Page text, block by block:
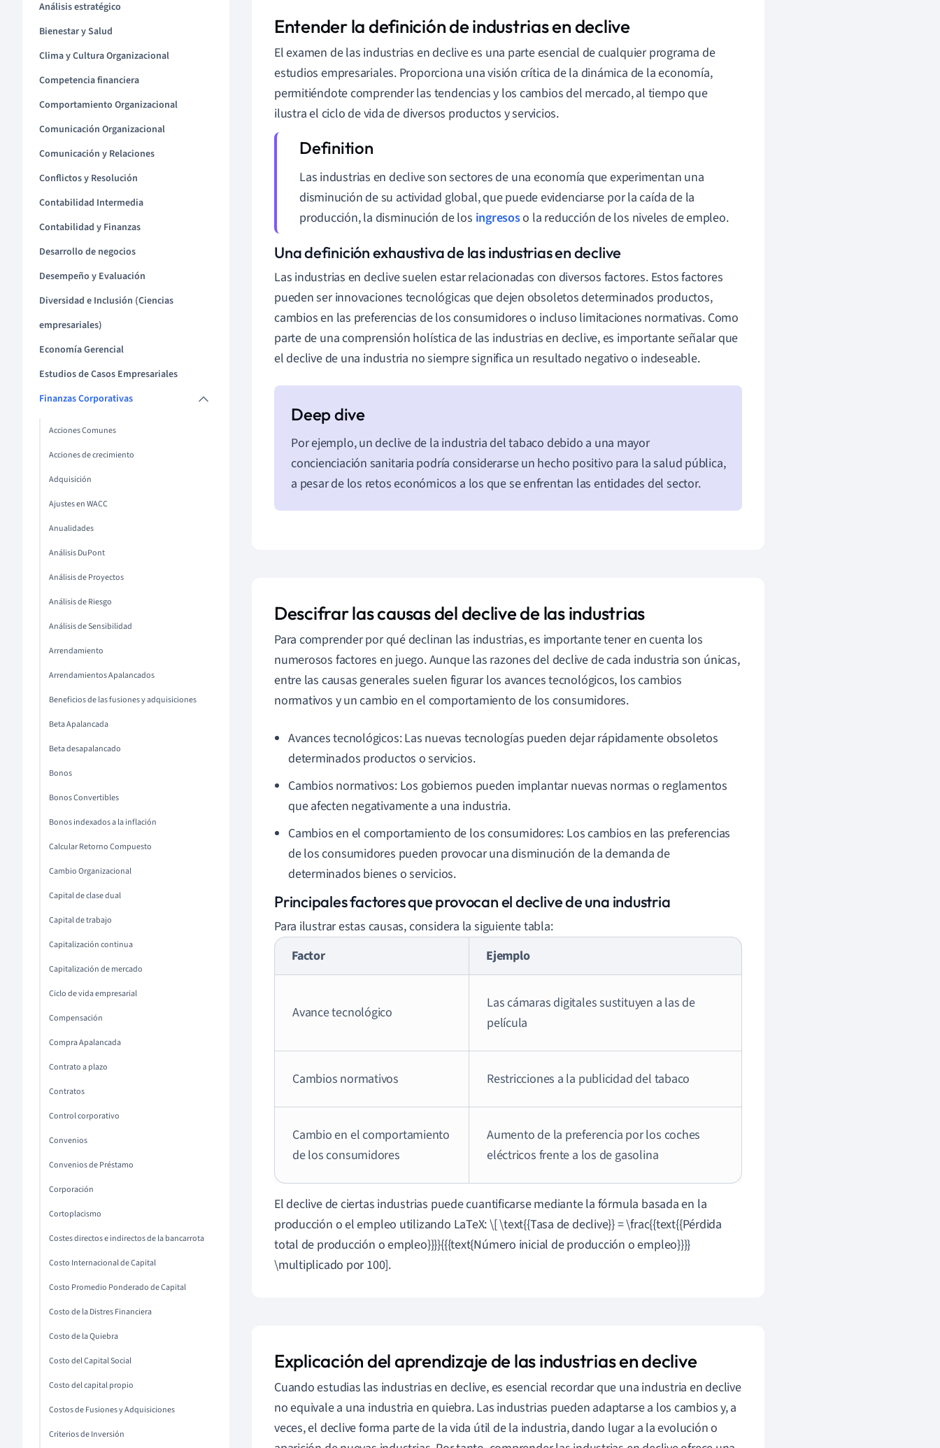
Análisis estratégico
Bienestar y Salud
Clima y Cultura Organizacional
Competencia financiera
Comportamiento Organizacional
Comunicación Organizacional
Comunicación y Relaciones
Conflictos y Resolución
Contabilidad Intermedia
Contabilidad y Finanzas
Desarrollo de negocios
Desempeño y Evaluación
Diversidad e Inclusión (Ciencias
empresariales)
Economía Gerencial
Estudios de Casos Empresariales
Finanzas Corporativas
Acciones Comunes
Acciones de crecimiento
Adquisición
Ajustes en WACC
Anualidades
Análisis DuPont
Análisis de Proyectos
Análisis de Riesgo
Análisis de Sensibilidad
Arrendamiento
Arrendamientos Apalancados
Beneficios de las fusiones y adquisiciones
Beta Apalancada
Beta desapalancado
Bonos
Bonos Convertibles
Bonos indexados a la inflación
Calcular Retorno Compuesto
Cambio Organizacional
Capital de clase dual
Capital de trabajo
Capitalización continua
Capitalización de mercado
Ciclo de vida empresarial
Compensación
Compra Apalancada
Contrato a plazo
Contratos
Control corporativo
Convenios
Convenios de Préstamo
Corporación
Cortoplacismo
Costes directos e indirectos de la bancarrota
Costo Internacional de Capital
Costo Promedio Ponderado de Capital
Costo de la Distres Financiera
Costo de la Quiebra
Costo del Capital Social
Costo del capital propio
Costos de Fusiones y Adquisiciones
Criterios de Inversión
Entender la definición de industrias en declive
El examen de las industrias en declive es una parte esencial de cualquier programa de
estudios empresariales. Proporciona una visión crítica de la dinámica de la economía,
permitiéndote comprender las tendencias y los cambios del mercado, al tiempo que
ilustra el ciclo de vida de diversos productos y servicios.
Las industrias en declive son sectores de una economía que experimentan una
disminución de su actividad global, que puede evidenciarse por la caída de la
producción, la disminución de los ingresoso la reducción de los niveles de empleo.
Una definición exhaustiva de las industrias en declive
Las industrias en declive suelen estar relacionadas con diversos factores. Estos factores
pueden ser innovaciones tecnológicas que dejen obsoletos determinados productos,
cambios en las preferencias de los consumidores o incluso limitaciones normativas. Como
parte de una comprensión holística de las industrias en declive, es importante señalar que
el declive de una industria no siempre significa un resultado negativo o indeseable.
Por ejemplo, un declive de la industria del tabaco debido a una mayor
concienciación sanitaria podría considerarse un hecho positivo para la salud pública,
a pesar de los retos económicos a los que se enfrentan las entidades del sector.
Descifrar las causas del declive de las industrias
Para comprender por qué declinan las industrias, es importante tener en cuenta los
numerosos factores en juego. Aunque las razones del declive de cada industria son únicas,
entre las causas generales suelen figurar los avances tecnológicos, los cambios
normativos y un cambio en el comportamiento de los consumidores.
Avances tecnológicos: Las nuevas tecnologías pueden dejar rápidamente obsoletos
determinados productos o servicios.
Cambios normativos: Los gobiernos pueden implantar nuevas normas o reglamentos
que afecten negativamente a una industria.
Cambios en el comportamiento de los consumidores: Los cambios en las preferencias
de los consumidores pueden provocar una disminución de la demanda de
determinados bienes o servicios.
Principales factores que provocan el declive de una industria
Para ilustrar estas causas, considera la siguiente tabla:
Factor
Ejemplo
Avance tecnológico
Las cámaras digitales sustituyen a las de
película
Cambios normativos Restricciones a la publicidad del tabaco
Cambio en el comportamiento
de los consumidores
Aumento de la preferencia por los coches
eléctricos frente a los de gasolina
El declive de ciertas industrias puede cuantificarse mediante la fórmula basada en la
producción o el empleo utilizando LaTeX: \[ \text{{Tasa de declive}} = \frac{{text{{Pérdida
total de producción o empleo}}}}{{{text{Número inicial de producción o empleo}}}}
\multiplicado por 100].
Explicación del aprendizaje de las industrias en declive
Cuando estudias las industrias en declive, es esencial recordar que una industria en declive
no equivale a una industria en quiebra. Las industrias pueden adaptarse a los cambios y, a
veces, el declive forma parte de la vida útil de la industria, dando lugar a la evolución o